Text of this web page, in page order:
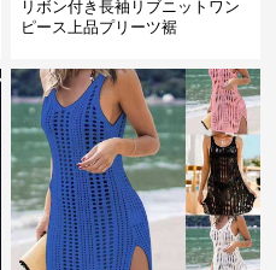
リボン付き長袖リブニットワン
ピース上品プリーツ裾